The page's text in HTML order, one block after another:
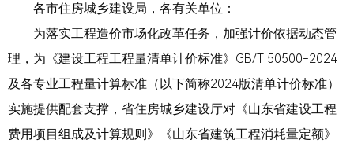
各市住房城乡建设局，各有关单位：
为落实工程造价市场化改革任务，加强计价依据动态管
理，为《建设工程工程量清单计价标准》GB/T 50500-2024
及各专业工程量计算标准（以下简称2024版清单计价标准）
实施提供配套支撑，省住房城乡建设厅对《山东省建设工程
费用项目组成及计算规则》《山东省建筑工程消耗量定额》